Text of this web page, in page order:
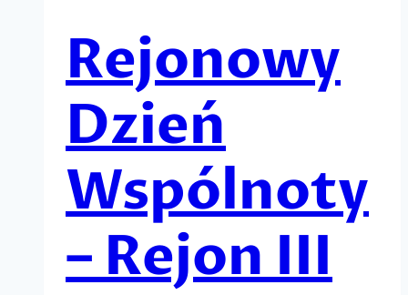
Rejonowy
Dzień
Wspólnoty
– Rejon III